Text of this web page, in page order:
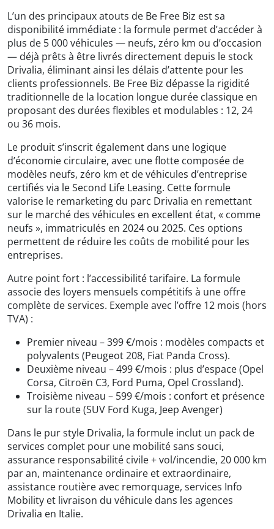
L’un des principaux atouts de Be Free Biz est sa
disponibilité immédiate : la formule permet d’accéder à
plus de 5 000 véhicules — neufs, zéro km ou d’occasion
— déjà prêts à être livrés directement depuis le stock
Drivalia, éliminant ainsi les délais d’attente pour les
clients professionnels. Be Free Biz dépasse la rigidité
traditionnelle de la location longue durée classique en
proposant des durées flexibles et modulables : 12, 24
ou 36 mois.
Le produit s’inscrit également dans une logique
d’économie circulaire, avec une flotte composée de
modèles neufs, zéro km et de véhicules d’entreprise
certifiés via le Second Life Leasing. Cette formule
valorise le remarketing du parc Drivalia en remettant
sur le marché des véhicules en excellent état, « comme
neufs », immatriculés en 2024 ou 2025. Ces options
permettent de réduire les coûts de mobilité pour les
entreprises.
Autre point fort : l’accessibilité tarifaire. La formule
associe des loyers mensuels compétitifs à une offre
complète de services. Exemple avec l’offre 12 mois (hors
TVA) :
Premier niveau – 399 €/mois : modèles compacts et
polyvalents (Peugeot 208, Fiat Panda Cross).
Deuxième niveau – 499 €/mois : plus d’espace (Opel
Corsa, Citroën C3, Ford Puma, Opel Crossland).
Troisième niveau – 599 €/mois : confort et présence
sur la route (SUV Ford Kuga, Jeep Avenger)
Dans le pur style Drivalia, la formule inclut un pack de
services complet pour une mobilité sans souci,
assurance responsabilité civile + vol/incendie, 20 000 km
par an, maintenance ordinaire et extraordinaire,
assistance routière avec remorquage, services Info
Mobility et livraison du véhicule dans les agences
Drivalia en Italie.